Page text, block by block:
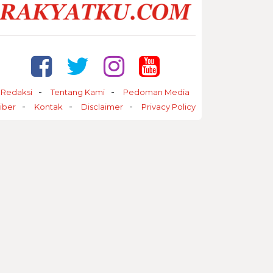
Redaksi Tentang Kami
Pedoman Media
Kontak Disclaimer Privacy Policy